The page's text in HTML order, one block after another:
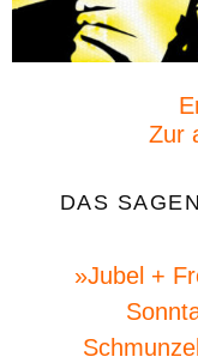
Zur
DAS
»Jubel +